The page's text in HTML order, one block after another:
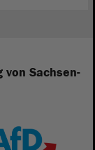
Sachsen-